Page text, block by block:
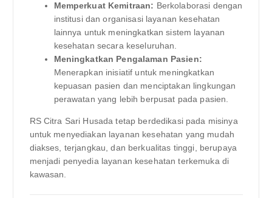
Memperkuat Kemitraan: Berkolaborasi dengan
institusi dan organisasi layanan kesehatan
lainnya untuk meningkatkan sistem layanan
kesehatan secara keseluruhan.
Meningkatkan Pengalaman Pasien:
Menerapkan inisiatif untuk meningkatkan
kepuasan pasien dan menciptakan lingkungan
perawatan yang lebih berpusat pada pasien.
RS Citra Sari Husada tetap berdedikasi pada misinya
untuk menyediakan layanan kesehatan yang mudah
diakses, terjangkau, dan berkualitas tinggi, berupaya
menjadi penyedia layanan kesehatan terkemuka di
kawasan.